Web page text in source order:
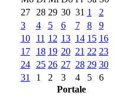
27
28 29 30 31 1
2
3
4 5 6 7 8
9
10
11 12 13 14 15 16
17
18 19 20 21 22 23
24
25 26 27 28 29 30
31
1 2 3 4 5
6
Portale